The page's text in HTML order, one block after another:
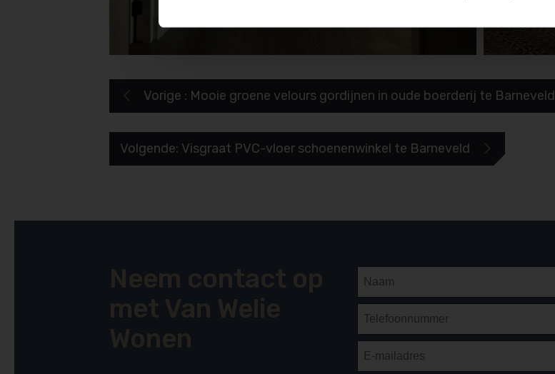
 Vorige : Mooie groene velours gordijnen in oude boerderij te Barneveld
Volgende: Visgraat PVC-vloer schoenenwinkel te Barneveld 
Neem contact op
met Van Welie
Wonen